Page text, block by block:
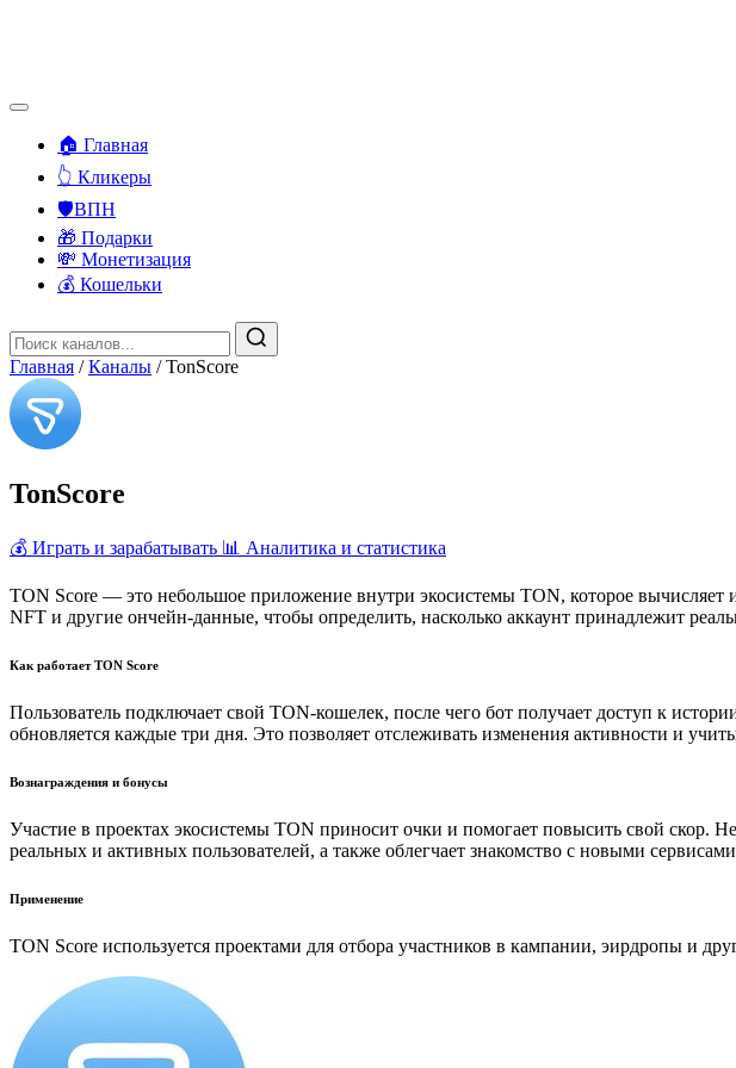
🏠 Главная
👆 Кликеры
🛡️ВПН
🎁 Подарки
💸 Монетизация
💰 Кошельки
Главная / Каналы / TonScore
TonScore
💰 Играть и зарабатывать 📊 Аналитика и статистика
TON Score — это небольшое приложение внутри экосистемы TON, которое вычисляет
NFT и другие ончейн-данные, чтобы определить, насколько аккаунт принадлежит
Как работает TON Score
Пользователь подключает свой TON-кошелек, после чего бот получает доступ к
обновляется каждые три дня. Это позволяет отслеживать изменения активности и
Вознаграждения и бонусы
Участие в проектах экосистемы TON приносит очки и помогает повысить свой скор.
реальных и активных пользователей, а также облегчает знакомство с новыми
Применение
TON Score используется проектами для отбора участников в кампании, эирдропы и